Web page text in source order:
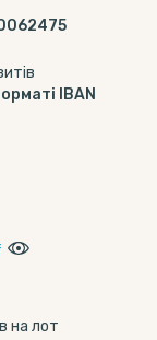
IBAN
на лот